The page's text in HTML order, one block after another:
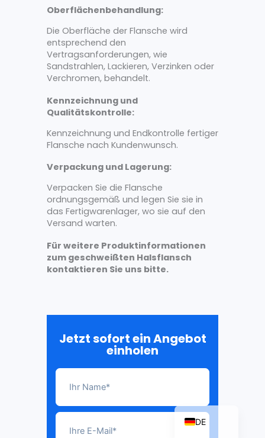
Oberflächenbehandlung:
Die Oberfläche der Flansche wird
entsprechend den
Vertragsanforderungen, wie
Sandstrahlen, Lackieren, Verzinken oder
Verchromen, behandelt.
Kennzeichnung und
Qualitätskontrolle:
Kennzeichnung und Endkontrolle fertiger
Flansche nach Kundenwunsch.
Verpackung und Lagerung:
Verpacken Sie die Flansche
ordnungsgemäß und legen Sie sie in
das Fertigwarenlager, wo sie auf den
Versand warten.
Für weitere Produktinformationen
zum geschweißten Halsflansch
kontaktieren Sie uns bitte.
Jetzt sofort ein Angebot
einholen
DE
IT
ES